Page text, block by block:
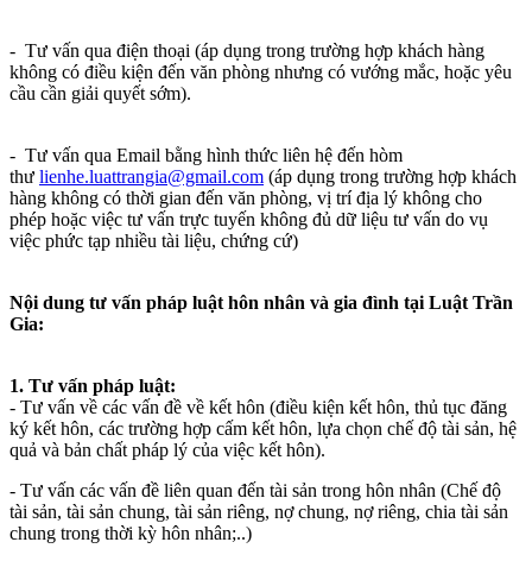
- Tư vấn qua điện thoại (áp dụng trong trường hợp khách hàng
không có điều kiện đến văn phòng nhưng có vướng mắc, hoặc yêu
cầu cần giải quyết sớm).
- Tư vấn qua Email bằng hình thức liên hệ đến hòm
thư lienhe.luattrangia@gmail.com (áp dụng trong trường hợp khách
hàng không có thời gian đến văn phòng, vị trí địa lý không cho
phép hoặc việc tư vấn trực tuyến không đủ dữ liệu tư vấn do vụ
việc phức tạp nhiều tài liệu, chứng cứ)
Nội dung tư vấn pháp luật hôn nhân và gia đình tại Luật Trần
Gia:
1. Tư vấn pháp luật:
- Tư vấn về các vấn đề về kết hôn (điều kiện kết hôn, thủ tục đăng
ký kết hôn, các trường hợp cấm kết hôn, lựa chọn chế độ tài sản, hệ
quả và bản chất pháp lý của việc kết hôn).
- Tư vấn các vấn đề liên quan đến tài sản trong hôn nhân (Chế độ
tài sản, tài sản chung, tài sản riêng, nợ chung, nợ riêng, chia tài sản
chung trong thời kỳ hôn nhân;..)